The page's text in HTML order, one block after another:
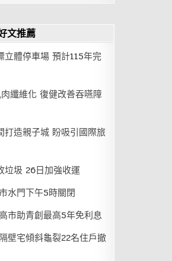
文推薦
立體停車場 預計115年完
纖維化 復健改善吞嚥障
打造親子城 盼吸引國際旅
垃圾 26日加強收運
水門下午5時關閉
市助青創最高5年免利息
壁宅傾斜龜裂22名住戶撤